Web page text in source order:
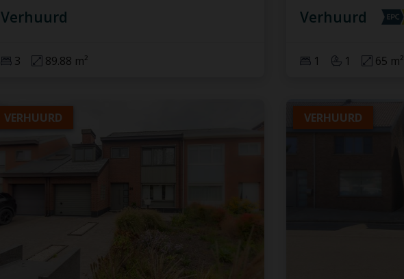
Verhuurd
3 89.88 m²
Verhuurd
1 1 65 m²
VERHUURD VERHUURD